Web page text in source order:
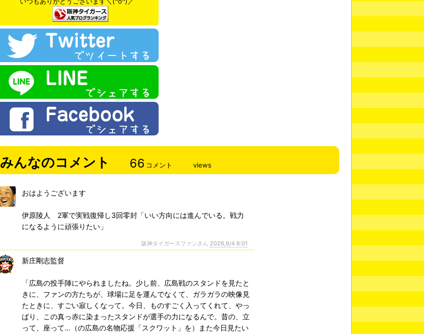
みんなのコメント 66 コメント views
おはようございます
伊原陵人 2軍で実戦復帰し3回零封「いい方向には進んでいる。戦力
になるように頑張りたい」
阪神タイガースファンさん 2026,6/4 8:01
新庄剛志監督
「広島の投手陣にやられましたね。少し前、広島戦のスタンドを見たと
きに、ファンの方たちが、球場に足を運んでなくて、ガラガラの映像見
たときに、すごい寂しくなって。今日、ものすごく入ってくれて、やっ
ぱり、この真っ赤に染まったスタンドが選手の力になるんで。昔の、立
って、座って…（の広島の名物応援「スクワット」を）また今日見たい